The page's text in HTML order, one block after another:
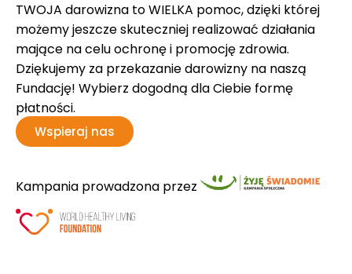
TWOJA darowizna to WIELKA pomoc, dzięki której
możemy jeszcze skuteczniej realizować działania
mające na celu ochronę i promocję zdrowia.
Dziękujemy za przekazanie darowizny na naszą
Fundację! Wybierz dogodną dla Ciebie formę
płatności.
Wspieraj nas
Kampania prowadzona przez